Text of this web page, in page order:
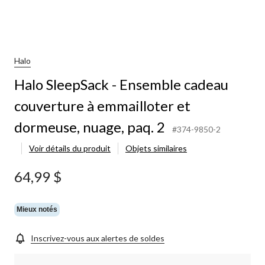
Halo
Halo SleepSack - Ensemble cadeau
couverture à emmailloter et
dormeuse, nuage, paq. 2
#374-9850-2
Voir détails du produit
Objets similaires
64,99 $
Mieux notés
Inscrivez-vous aux alertes de soldes